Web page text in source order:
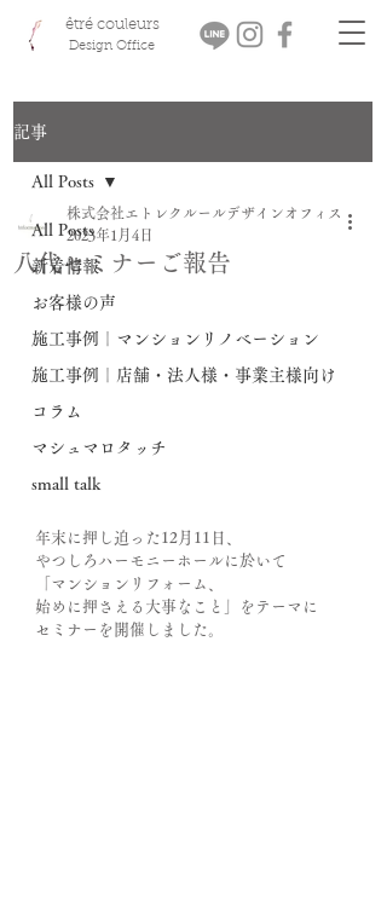
êtré couleurs
Design Office
記事
All Posts
新着情報
お客様の声
施工事例｜マンションリノベーション
施工事例｜店舗・法人様・事業主様向け
コラム
マシュマロタッチ
small talk
All Posts
八代セミナーご報告
株式会社エトレクルールデザインオフィス
2023年1月4日
年末に押し迫った12月11日、
やつしろハーモニーホールに於いて
「マンションリフォーム、
始めに押さえる大事なこと」をテーマに
セミナーを開催しました。